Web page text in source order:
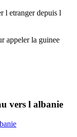
l etranger depuis l
appeler la guinee
vers l albanie